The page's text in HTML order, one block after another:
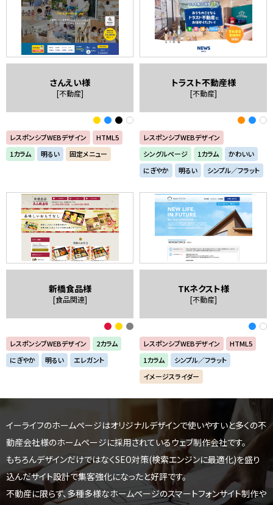
さんえい様
[不動産]
レスポンシブWEBデザイン
HTML5
1カラム
明るい 固定メニュー
トラスト不動産様
[不動産]
レスポンシブWEBデザイン
シングルページ
1カラム
かわいい
にぎやか
明るい シンプル／フラット
新橋食品様
[食品関連]
レスポンシブWEBデザイン
2カラム
にぎやか
明るい エレガント
TKネクスト様
[不動産]
レスポンシブWEBデザイン
HTML5
1カラム
シンプル／フラット
イメージスライダー
イーライフのホームページはオリジナルデザインで使いやすいと多くの不
動産会社様のホームページに採用されているウェブ制作会社です。
もちろんデザインだけではなくSEO対策(検索エンジンに最適化)を盛り
込んだサイト設計で集客強化になったと好評です。
不動産に限らず、多種多様なホームページのスマートフォンサイト制作や